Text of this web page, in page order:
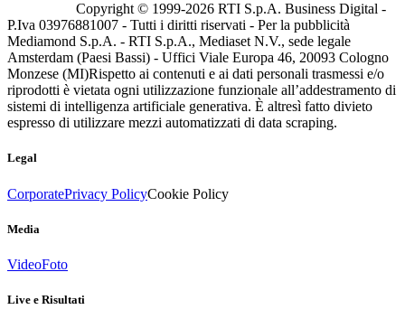
Copyright © 1999-2026 RTI S.p.A. Business Digital -
P.Iva 03976881007 - Tutti i diritti riservati - Per la pubblicità
Mediamond S.p.A. - RTI S.p.A., Mediaset N.V., sede legale
Amsterdam (Paesi Bassi) - Uffici Viale Europa 46, 20093 Cologno
Monzese (MI)Rispetto ai contenuti e ai dati personali trasmessi e/o
riprodotti è vietata ogni utilizzazione funzionale all’addestramento di
sistemi di intelligenza artificiale generativa. È altresì fatto divieto
espresso di utilizzare mezzi automatizzati di data scraping.
Legal
CorporatePrivacy PolicyCookie Policy
Media
VideoFoto
Live e Risultati